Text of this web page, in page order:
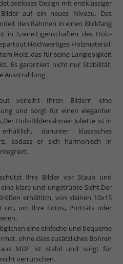
zeitloses Design mit erstklassiger
auf ein neues Niveau. Das
den Rahmen in einen Blickfang
Szene.Eigenschaften des Holz-
Holzmaterial:
Holz, das für seine Langlebigkeit
Es garantiert nicht nur Stabilität,
Ausstrahlung.
verleiht Ihren Bildern eine
und sorgt für einen eleganten
Holz-Bilderrahmen Juliette ist in
darunter klassisches
sodass er sich harmonisch in
Ihre Bilder vor Staub und
klare und ungetrübte Sicht.Der
erhältlich, von kleinen 10x15
cm, um Ihre Fotos, Porträts oder
eine einfache und bequeme
ohne dass zusätzliches Bohren
aus MDF ist stabil und sorgt für
verrutschen.